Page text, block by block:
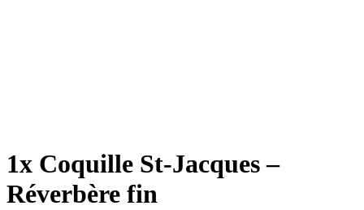
1x Coquille St-Jacques –
Réverbère fin